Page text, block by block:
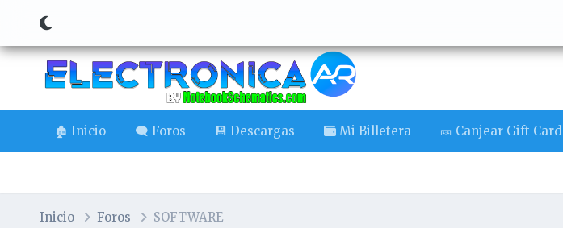
🏚️ Inicio 🗨️ Foros 💾 Descargas Mi Billetera 🎫 Canjear Gift Card
Inicio Foros SOFTWARE